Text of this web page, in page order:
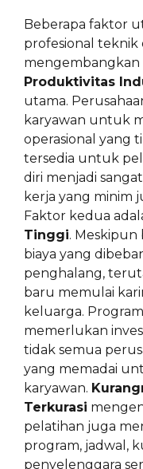
Beberapa faktor
profesional teknik
mengembangkan
Produktivitas
utama.
karyawan untuk
operasional yang
tersedia untuk
diri menjadi
kerja yang minim
Faktor kedua
Tinggi. Meskipun
biaya yang
penghalang,
baru memulai
keluarga.
memerlukan
tidak semua
yang memadai
karyawan.
Terkurasi
pelatihan juga
program, jadwal,
penyelenggara